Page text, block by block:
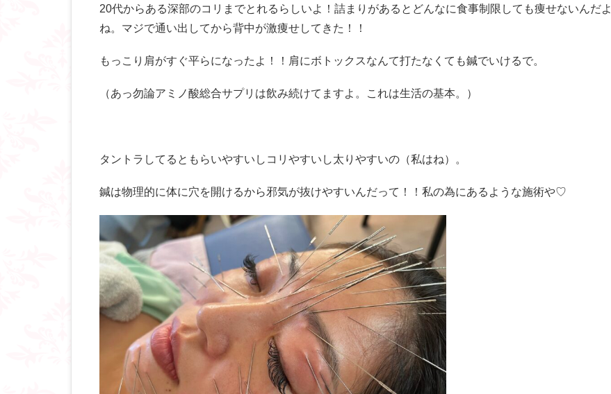
20代からある深部のコリまでとれるらしいよ！詰まりがあるとどんなに食事制限しても痩せないんだよ
ね。マジで通い出してから背中が激痩せしてきた！！
もっこり肩がすぐ平らになったよ！！肩にボトックスなんて打たなくても鍼でいけるで。
（あっ勿論アミノ酸総合サプリは飲み続けてますよ。これは生活の基本。）
タントラしてるともらいやすいしコリやすいし太りやすいの（私はね）。
鍼は物理的に体に穴を開けるから邪気が抜けやすいんだって！！私の為にあるような施術や♡